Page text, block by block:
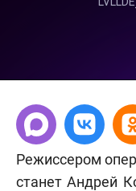
Режиссером
станет Андрей